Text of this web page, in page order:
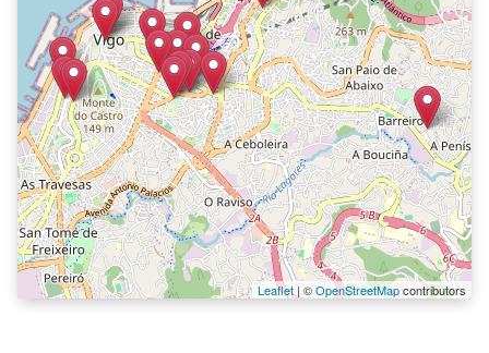
Leaflet| ©OpenStreetMapcontributors